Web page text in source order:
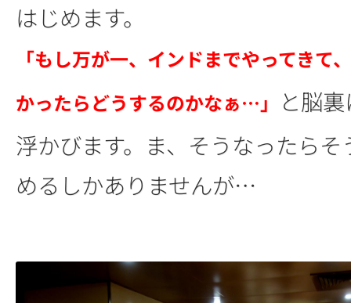
はじめます。
「もし万が一、インドまでやってきて
かったらどうするのかなぁ…」 と脳
浮かびます。ま、そうなったら
めるしかありませんが…